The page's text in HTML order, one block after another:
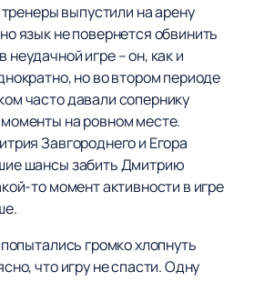
тренеры выпустили на арену
язык не повернется обвинить
игре – он, как и
но во втором периоде
часто давали сопернику
на ровном месте.
Завгороднего и Егора
шансы забить Дмитрию
то момент активности в игре
громко хлопнуть
что игру не спасти. Одну